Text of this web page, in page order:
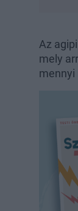
Az
mely
mennyi